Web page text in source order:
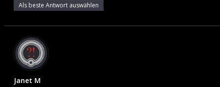
Als beste Antwort auswählen
Janet M